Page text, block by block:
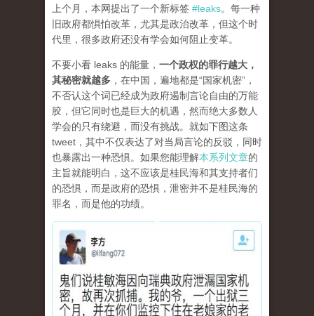
上个月，本网提出了一个新标签 #leaks。每一种
旧政府都惧怕改革，尤其是政治改革，但这个时
代里，很多政府还没有学会如何阻止变革。
不要小看 leaks 的能量， 一个政权的罪行越大，
其秘密就越多 ，在中国，遍地都是“国家机密”，
不否认这个词已经成为政府遏制言论自由的万能
胶，但它同时也是巨大的机遇，然而绝大多数人
学会的只有绕避，而没有挑战。就如下图这条
tweet，其中不仅表达了对当局言论的反驳，同时
也暴露出一种恐惧。如果您能理解本系列文章的
主旨就能明白，这不应该是桂民海和其支持者们
的恐惧，而是政府的恐惧，泄密并不是桂民海的
罪名，而是他的功绩。